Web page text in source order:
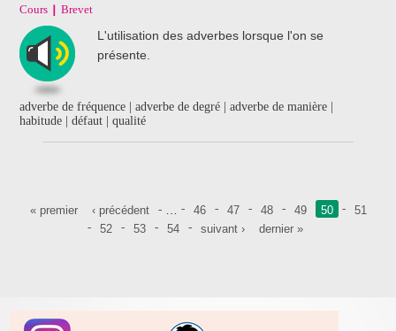
Cours
Brevet
L'utilisation des adverbes lorsque l'on se
présente.
adverbe de fréquence | adverbe de degré | adverbe de manière |
habitude | défaut | qualité
Pages
« premier ‹ précédent 46 47 48 49 50
51
52
53 54 suivant › dernier »